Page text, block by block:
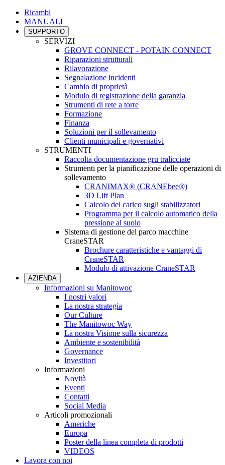
Ricambi
MANUALI
SUPPORTO
SERVIZI
GROVE CONNECT - POTAIN CONNECT
Riparazioni strutturali
Rilavorazione
Segnalazione incidenti
Cambio di proprietà
Modulo di registrazione della garanzia
Strumenti di rete a torre
Formazione
Finanza
Soluzioni per il sollevamento
Clienti municipali e governativi
STRUMENTI
Raccolta documentazione gru tralicciate
Strumenti per la pianificazione delle operazioni di
sollevamento
CRANIMAX® (CRANEbee®)
3D Lift Plan
Calcolo del carico sugli stabilizzatori
Programma per il calcolo automatico della
pressione al suolo
Sistema di gestione del parco macchine
CraneSTAR
Brochure caratteristiche e vantaggi di
CraneSTAR
Modulo di attivazione CraneSTAR
AZIENDA
Informazioni su Manitowoc
I nostri valori
La nostra strategia
Our Culture
The Manitowoc Way
La nostra Visione sulla sicurezza
Ambiente e sostenibilità
Governance
Investitori
Informazioni
Novità
Eventi
Contatti
Social Media
Articoli promozionali
Americhe
Europa
Poster della linea completa di prodotti
VIDEOS
Lavora con noi